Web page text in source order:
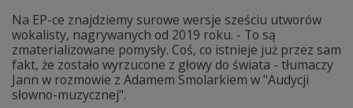
Na EP-ce znajdziemy surowe wersje sześciu utworów
wokalisty, nagrywanych od 2019 roku. - To są
zmaterializowane pomysły. Coś, co istnieje już przez sam
fakt, że zostało wyrzucone z głowy do świata - tłumaczy
Jann w rozmowie z Adamem Smolarkiem w "Audycji
słowno-muzycznej".